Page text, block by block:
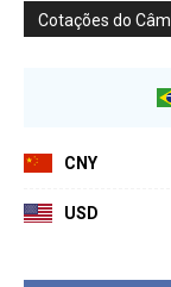
Cotações do
CNY
USD